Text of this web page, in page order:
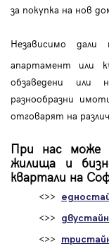
за покупка на нов
Независимо
апартамент или
обзаведени или
разнообразни
отговарят на
При нас може
жилища и
квартали на
<>>
<>>
<>>